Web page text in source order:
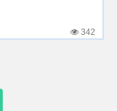
342